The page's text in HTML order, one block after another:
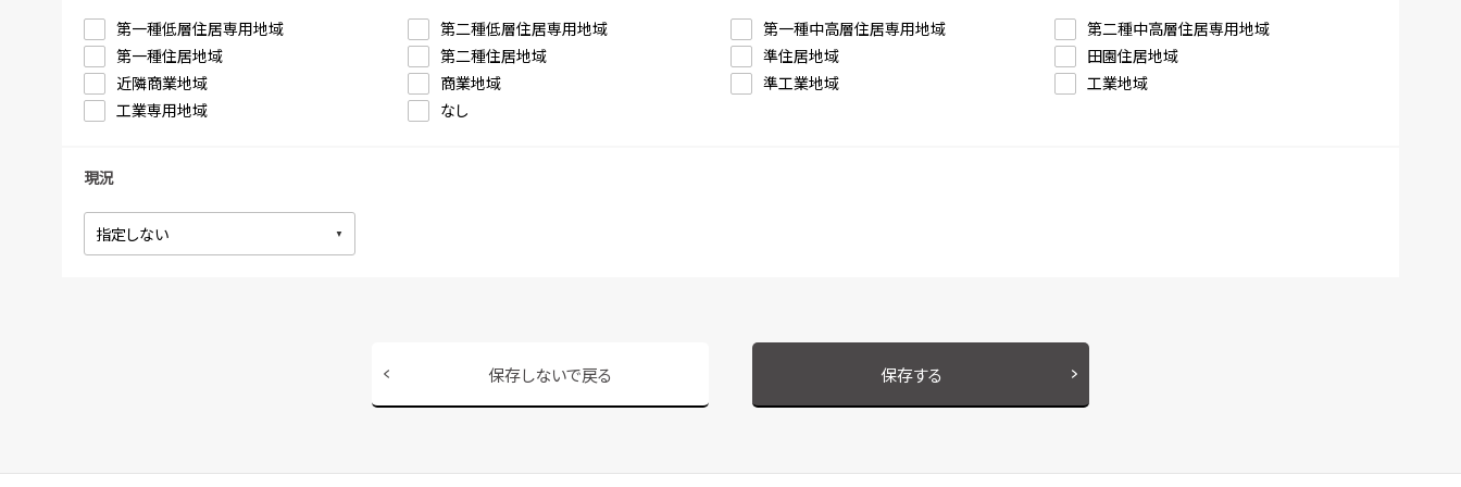
第一種低層住居専用地域 第二種低層住居専用地域 第一種中高層住居専用地域
第二種中高層住居専用地域
第一種住居地域
第二種住居地域 準住居地域
田園住居地域
近隣商業地域
商業地域 準工業地域
工業地域
工業専用地域
なし
現況
保存しないで戻る 保存する